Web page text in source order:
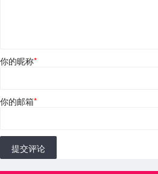
你的昵称*
你的邮箱*
提交评论